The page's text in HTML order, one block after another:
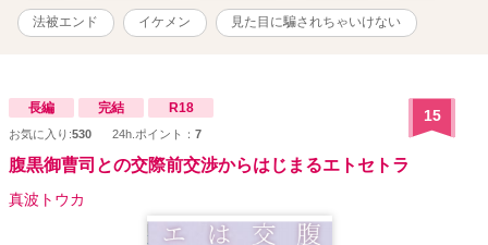
法被エンド イケメン 見た目に騙されちゃいけない
長編 完結 R18
お気に入り:530 24h.ポイント： 7
15
腹黒御曹司との交際前交渉からはじまるエトセトラ
真波トウカ